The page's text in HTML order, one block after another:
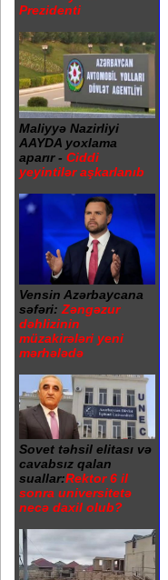
Prezidenti
Maliyyə Nazirliyi
AAYDA yoxlama
aparır - Ciddi
yeyintilər aşkarlanıb
Vensin Azərbaycana
səfəri: Zəngəzur
dəhlizinin
müzakirələri yeni
mərhələdə
Sovet təhsil elitası və
cavabsız qalan
suallar:Rektor 6 il
sonra universitetə
necə daxil olub?